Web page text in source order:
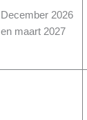
December 2026
en maart 2027